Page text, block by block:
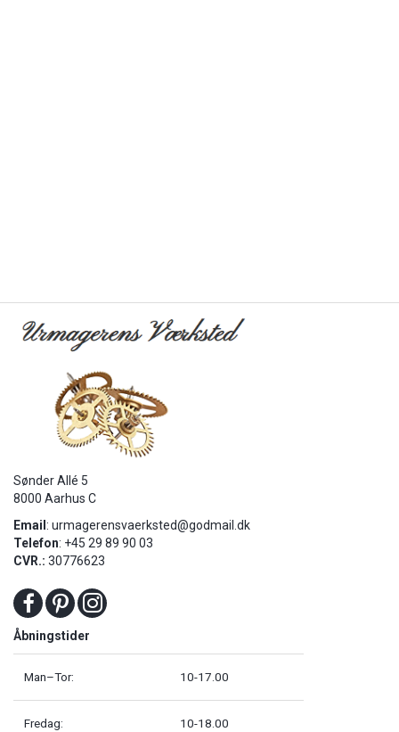
Sønder Allé 5
8000 Aarhus C
Email : urmagerensvaerksted@godmail.dk
Telefon: +45 29 89 90 03
CVR.: 30776623
Åbningstider
Man–Tor: 10-17.00
Fredag: 10-18.00